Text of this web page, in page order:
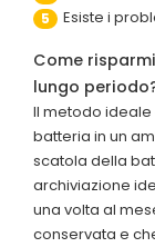
5 Esiste i
Come
lungo
Il metodo
batteria in un
scatola della
archiviazione
una volta al
conservata e